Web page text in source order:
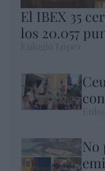
El IBEX 35
los 20.057
No